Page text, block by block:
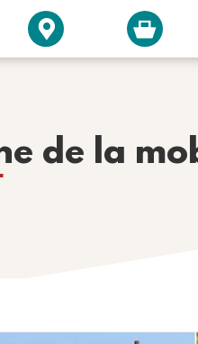
de la